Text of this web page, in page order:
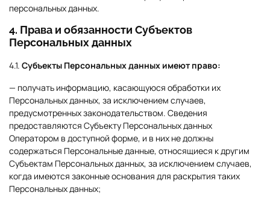
персональных данных.
4. Права и обязанности Субъектов
Персональных данных
4.1. Субъекты Персональных данных имеют право:
— получать информацию, касающуюся обработки их
Персональных данных, за исключением случаев,
предусмотренных законодательством. Сведения
предоставляются Субъекту Персональных данных
Оператором в доступной форме, и в них не должны
содержаться Персональные данные, относящиеся к другим
Субъектам Персональных данных, за исключением случаев,
когда имеются законные основания для раскрытия таких
Персональных данных;